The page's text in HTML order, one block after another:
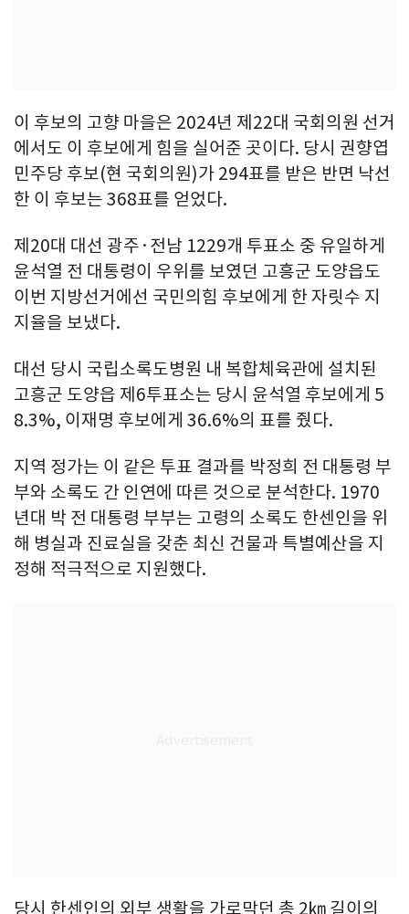
이 후보의 고향 마을은 2024년 제22대 국회의원 선거
에서도 이 후보에게 힘을 실어준 곳이다. 당시 권향엽
민주당 후보(현 국회의원)가 294표를 받은 반면 낙선
한 이 후보는 368표를 얻었다.
제20대 대선 광주·전남 1229개 투표소 중 유일하게
윤석열 전 대통령이 우위를 보였던 고흥군 도양읍도
이번 지방선거에선 국민의힘 후보에게 한 자릿수 지
지율을 보냈다.
대선 당시 국립소록도병원 내 복합체육관에 설치된
고흥군 도양읍 제6투표소는 당시 윤석열 후보에게 5
8.3%, 이재명 후보에게 36.6%의 표를 줬다.
지역 정가는 이 같은 투표 결과를 박정희 전 대통령 부
부와 소록도 간 인연에 따른 것으로 분석한다. 1970
년대 박 전 대통령 부부는 고령의 소록도 한센인을 위
해 병실과 진료실을 갖춘 최신 건물과 특별예산을 지
정해 적극적으로 지원했다.
당시 한센인의 외부 생활을 가로막던 총 2㎞ 길이의